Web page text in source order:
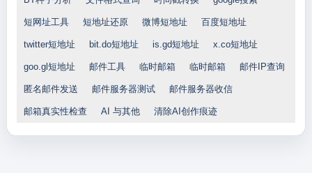
短网址工具 短地址还原 微博短地址 百度短地址
twitter短地址 bit.do短地址 is.gd短地址 x.co短地址
goo.gl短地址 邮件工具 临时邮箱 临时邮箱 邮件IP查询
匿名邮件发送 邮件服务器测试 邮件服务器收信
邮箱真实性检查 AI 与其他 清除AI创作痕迹